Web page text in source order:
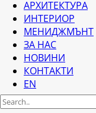
АРХИТЕКТУРА
ИНТЕРИОР
МЕНИДЖМЪНТ
ЗА НАС
НОВИНИ
КОНТАКТИ
EN